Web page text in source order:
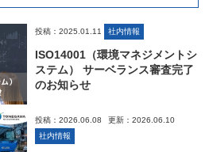
投稿：2025.01.11 社内情報
ISO14001（環境マネジメントシ
ステム） サーベランス審査完了
のお知らせ
投稿：2026.06.08
更新：2026.06.10
社内情報